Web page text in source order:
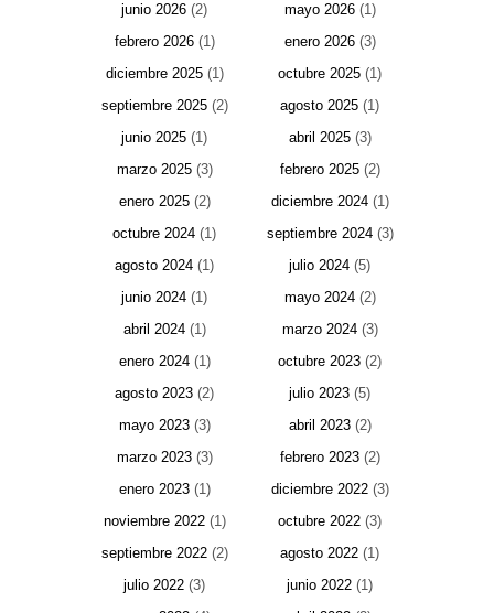
junio 2026 (2) mayo 2026(1)
febrero 2026(1) enero 2026(3)
diciembre 2025(1) octubre 2025 (1)
septiembre 2025(2) agosto 2025 (1)
junio 2025 (1) abril 2025(3)
marzo 2025(3) febrero 2025(2)
enero 2025(2) diciembre 2024(1)
octubre 2024 (1) septiembre 2024(3)
agosto 2024 (1) julio 2024 (5)
junio 2024 (1) mayo 2024(2)
abril 2024(1) marzo 2024(3)
enero 2024(1) octubre 2023 (2)
agosto 2023 (2) julio 2023 (5)
mayo 2023(3) abril 2023(2)
marzo 2023(3) febrero 2023(2)
enero 2023(1) diciembre 2022(3)
noviembre 2022(1) octubre 2022 (3)
septiembre 2022(2) agosto 2022 (1)
julio 2022 (3) junio 2022 (1)